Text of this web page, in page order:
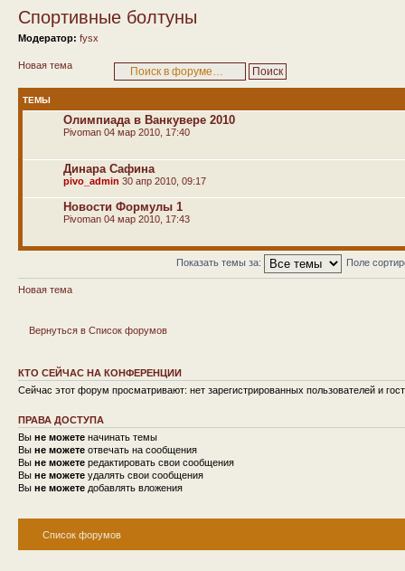
Спортивные болтуны
Модератор: fysx
Новая тема
ТЕМЫ
Олимпиада в Ванкувере 2010
Pivoman 04 мар 2010, 17:40
Динара Сафина
pivo_admin 30 апр 2010, 09:17
Новости Формулы 1
Pivoman 04 мар 2010, 17:43
Показать темы за: Поле
Новая тема
Вернуться в Список форумов
КТО СЕЙЧАС НА КОНФЕРЕНЦИИ
Сейчас этот форум просматривают: нет зарегистрированных пользователей и
ПРАВА ДОСТУПА
Вы не можете начинать темы
Вы не можете отвечать на сообщения
Вы не можете редактировать свои сообщения
Вы не можете удалять свои сообщения
Вы не можете добавлять вложения
Список форумов